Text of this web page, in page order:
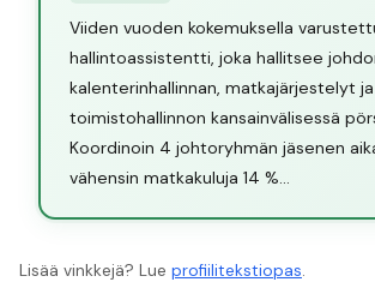
Viiden vuoden kokemuksella
hallintoassistentti, joka hallitsee
kalenterinhallinnan, matkajärjestelyt ja
toimistohallinnon kansainvälisessä
Koordinoin 4 johtoryhmän jäsenen
vähensin matkakuluja 14 %...
Lisää vinkkejä? Lue profiilitekstiopas.